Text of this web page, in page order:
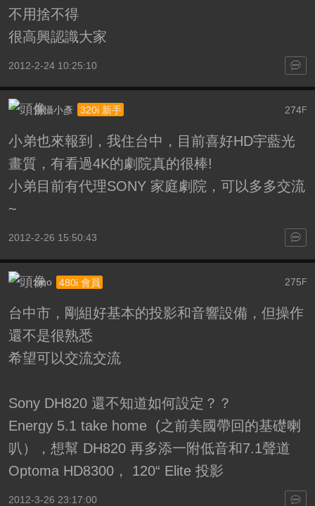
不用捨不得
很高興認識大家
2012-2-24 10:25:10
274F
景攝小彥 320i 新手
小弟也來報到，我住台中，目前喜好HD宇藍光
畫質，有看過4K的劇院真的很棒!
小弟目前有代理SONY 家庭劇院，可以多多交流
~
2012-2-26 15:50:43
275 F
zino 480i 會員
台中市，剛組好基本的投影和音響設備，但操作
還不是很熟悉
希望可以交流交流
Sony DH820 還不知道如何設定？？
Energy 5.1 take home (之前美國帶回的基礎喇
叭），想幫 DH820 再多添一附低音和7.1聲道
Optoma HD8300， 120“ Elite 投影
2012-3-26 23:17:00